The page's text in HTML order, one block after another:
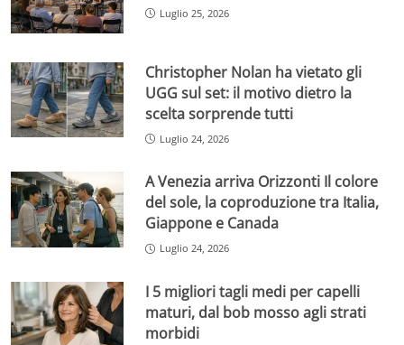
Luglio 25, 2026
Christopher Nolan ha vietato gli
UGG sul set: il motivo dietro la
scelta sorprende tutti
Luglio 24, 2026
A Venezia arriva Orizzonti Il colore
del sole, la coproduzione tra Italia,
Giappone e Canada
Luglio 24, 2026
I 5 migliori tagli medi per capelli
maturi, dal bob mosso agli strati
morbidi